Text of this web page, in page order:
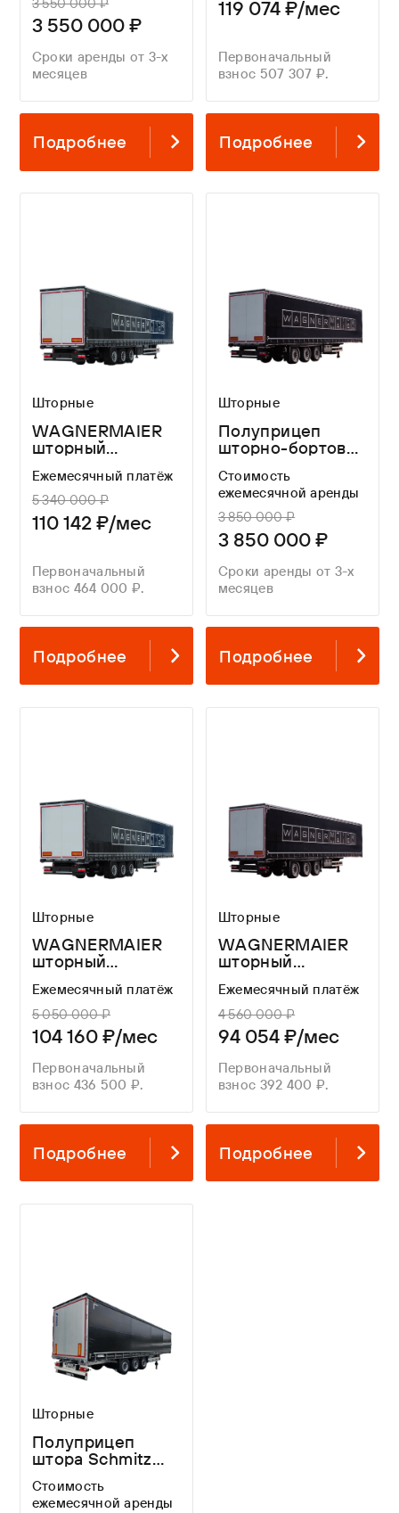
3 550 000 ₽
Сроки аренды от 3-х
месяцев
Подробнее
119 074 ₽/мес
Первоначальный
взнос 507 307 ₽.
Подробнее
Шторные
WAGNERMAIER
шторный
16,8 метров
Ежемесячный платёж
5 340 000 ₽
110 142 ₽/мес
Первоначальный
взнос 464 000 ₽.
Подробнее
Шторные
Полуприцеп
шторно-бортовой
CRS3 FOR A
LONG TIME
Стоимость
ежемесячной аренды
3 850 000 ₽
3 850 000 ₽
Сроки аренды от 3-х
месяцев
Подробнее
Шторные
WAGNERMAIER
шторный
16,3 метра
Ежемесячный платёж
5 050 000 ₽
104 160 ₽/мес
Первоначальный
взнос 436 500 ₽.
Подробнее
Шторные
WAGNERMAIER
шторный
CRS3 13,6 метров
Ежемесячный платёж
4 560 000 ₽
94 054 ₽/мес
Первоначальный
взнос 392 400 ₽.
Подробнее
Шторные
Полуприцеп
штора Schmitz
24/L E B
Стоимость
ежемесячной аренды